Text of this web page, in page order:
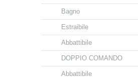
Bagno
Estraibile
Abbattibile
DOPPIO COMANDO
Abbattibile